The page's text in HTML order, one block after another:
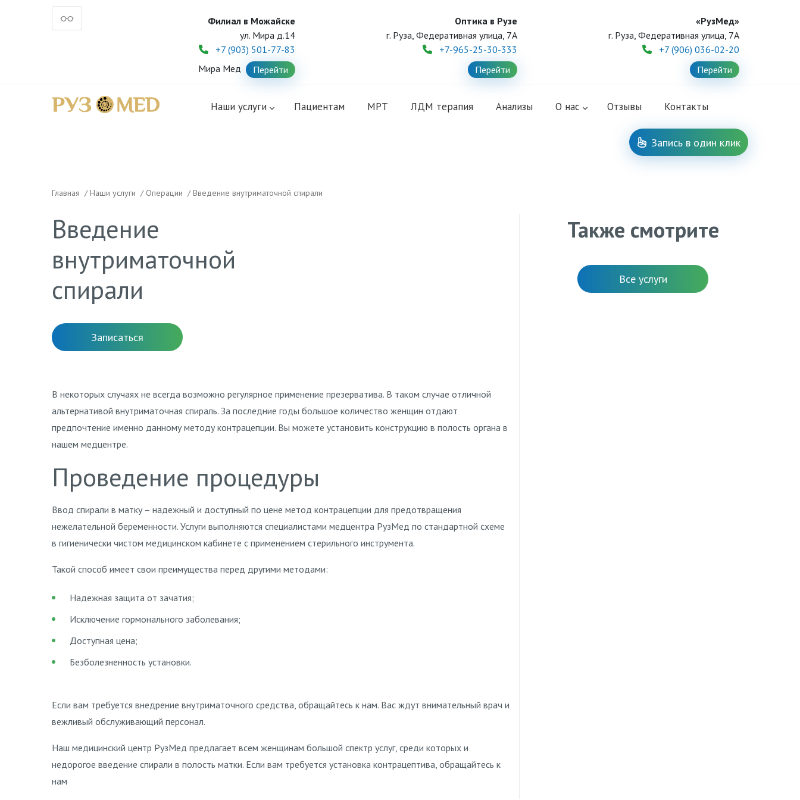
Филиал в Можайске
ул. Мира д.14
+7 (903) 501-77-83
Мира Мед
Перейти
Оптика в Рузе
г. Руза, Федеративная улица, 7А
+7-965-25-30-333
Перейти
«РузМед»
г. Руза, Федеративная улица, 7А
+7 (906) 036-02-20
Перейти
Наши услуги Пациентам МРТ ЛДМ терапия Анализы O нас Отзывы Контакты
Запись в один клик
Главная /Наши услуги / Операции /Введение внутриматочной спирали
Введение
внутриматочной
спирали
Записаться
В некоторых случаях не всегда возможно регулярное применение презерватива. В таком случае отличной
альтернативой внутриматочная спираль. За последние годы большое количество женщин отдают
предпочтение именно данному методу контрацепции. Вы можете установить конструкцию в полость органа в
нашем медцентре.
Проведение процедуры
Ввод спирали в матку – надежный и доступный по цене метод контрацепции для предотвращения
нежелательной беременности. Услуги выполняются специалистами медцентра РузМед по стандартной схеме
в гигиенически чистом медицинском кабинете с применением стерильного инструмента.
Такой способ имеет свои преимущества перед другими методами:
Надежная защита от зачатия;
Исключение гормонального заболевания;
Доступная цена;
Безболезненность установки.
Если вам требуется внедрение внутриматочного средства, обращайтесь к нам. Вас ждут внимательный врач и
вежливый обслуживающий персонал.
Наш медицинский центр РузМед предлагает всем женщинам большой спектр услуг, среди которых и
недорогое введение спирали в полость матки. Если вам требуется установка контрацептива, обращайтесь к
нам
Также смотрите
Все услуги